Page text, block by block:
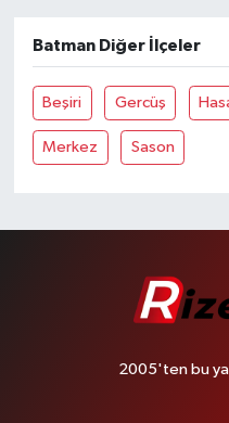
Batman Diğer İlçeler
Beşiri Gercüş
Merkez Sason
2005'ten bu